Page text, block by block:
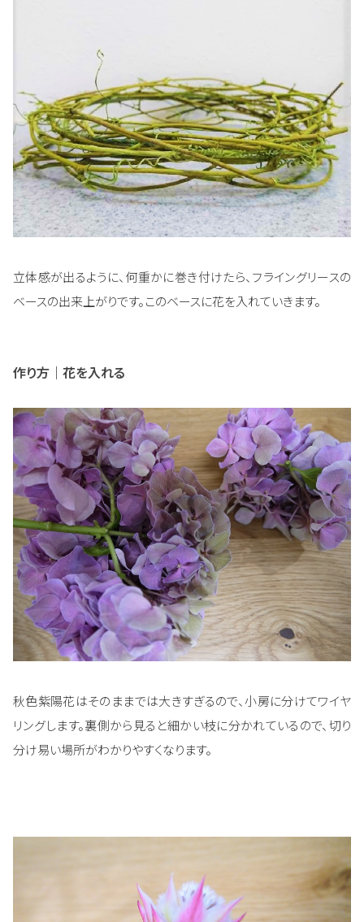
立体感が出るように、何重かに巻き付けたら、フライングリースの
ベースの出来上がりです。このベースに花を入れていきます。
作り方｜花を入れる
秋色紫陽花はそのままでは大きすぎるので、小房に分けてワイヤ
リングします。裏側から見ると細かい枝に分かれているので、切り
分け易い場所がわかりやすくなります。